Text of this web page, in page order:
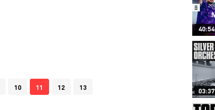
10 11 12 13
40:54
03:37